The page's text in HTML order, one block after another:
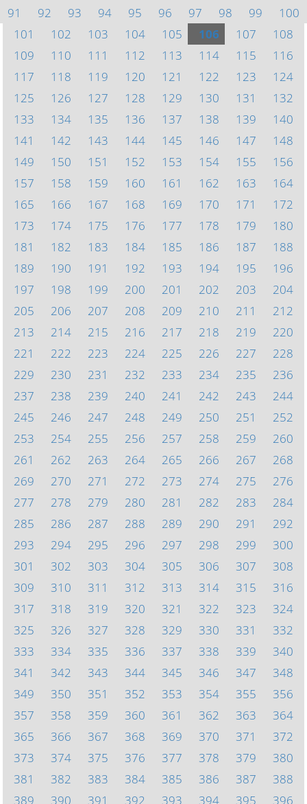
91
92 93 94 95 96 97 98 99
100
101
102 103 104 105 106 107
108
109
110 111 112 113 114 115
116
117
118 119 120 121 122 123
124
125
126 127 128 129 130 131
132
133
134 135 136 137 138 139
140
141
142 143 144 145 146 147
148
149
150 151 152 153 154 155
156
157
158 159 160 161 162 163
164
165
166 167 168 169 170 171
172
173
174 175 176 177 178 179
180
181
182 183 184 185 186 187
188
189
190 191 192 193 194 195
196
197
198 199 200 201 202 203
204
205
206 207 208 209 210 211
212
213
214 215 216 217 218 219
220
221
222 223 224 225 226 227
228
229
230 231 232 233 234 235
236
237
238 239 240 241 242 243
244
245
246 247 248 249 250 251
252
253
254 255 256 257 258 259
260
261
262 263 264 265 266 267
268
269
270 271 272 273 274 275
276
277
278 279 280 281 282 283
284
285
286 287 288 289 290 291
292
293
294 295 296 297 298 299
300
301
302 303 304 305 306 307
308
309
310 311 312 313 314 315
316
317
318 319 320 321 322 323
324
325
326 327 328 329 330 331
332
333
334 335 336 337 338 339
340
341
342 343 344 345 346 347
348
349
350 351 352 353 354 355
356
357
358 359 360 361 362 363
364
365
366 367 368 369 370 371
372
373
374 375 376 377 378 379
380
381
382 383 384 385 386 387
388
389
390 391 392 393 394 395 396